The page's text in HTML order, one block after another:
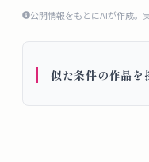
グ
要
公開情報をもとにAIが作成。
似た条件の作品を